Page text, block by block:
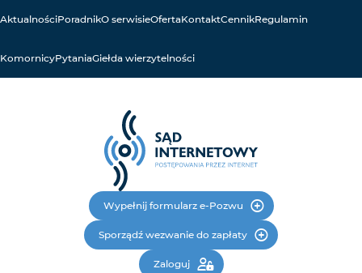
AktualnościPoradnikO serwisieOfertaKontaktCennikRegulamin
KomornicyPytaniaGiełda wierzytelności
Wypełnij formularz e-Pozwu
Sporządź wezwanie do zapłaty
Zaloguj